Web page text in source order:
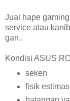
Jual hape
service atau
gan..
Kondisi ASUS
seken
fisik